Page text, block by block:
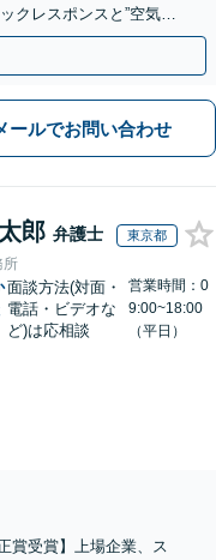
クレスポンスと”空気を
績多数
ールでお問い合わせ
郎 弁護士 東京都
所
面談方法(対面・
電話・ビデオな
ど)は応相談
営業時間：0
9:00~18:00
（平日）
賞受賞】上場企業、ス